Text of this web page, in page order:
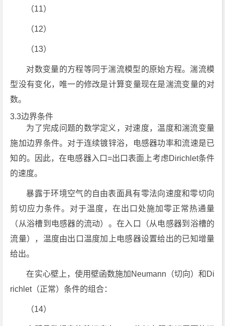
（11）
（12）
（13）
对数变量的方程等同于湍流模型的原始方程。湍流模
型没有变化，唯一的修改是计算变量现在是湍流变量的对
数。
3.3边界条件
为了完成问题的数学定义，对速度，温度和湍流变量
施加边界条件。对于连续镀锌浴，电感器功率和流速是已
知的。因此，在电感器入口=出口表面上考虑Dirichlet条件
的速度。
暴露于环境空气的自由表面具有零法向速度和零切向
剪切应力条件。对于温度，在出口处施加零正常热通量
（从浴槽到电感器的流动）。在入口（从电感器到浴槽的
流量），温度由出口温度加上电感器设置给出的已知增量
给出。
在实心壁上，使用壁函数施加Neumann（切向）和Di
richlet（正常）条件的组合：
（14）